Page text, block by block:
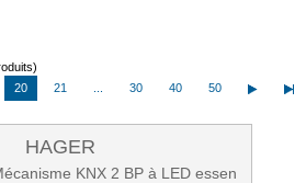
20 21 30 40 50
HAGER
KNX 2 BP à LED essen